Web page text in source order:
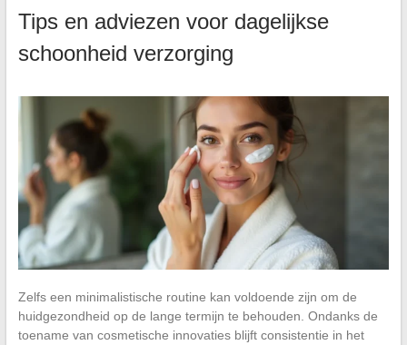
Tips en adviezen voor dagelijkse
schoonheid verzorging
Zelfs een minimalistische routine kan voldoende zijn om de
huidgezondheid op de lange termijn te behouden. Ondanks de
toename van cosmetische innovaties blijft consistentie in het